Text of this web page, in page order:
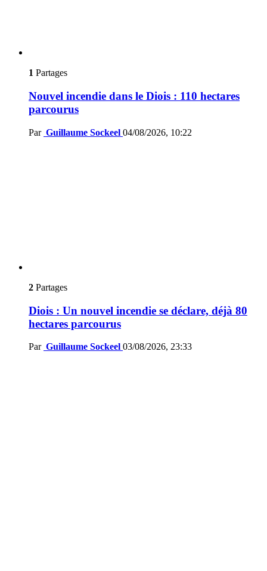
1 Partages
Nouvel incendie dans le Diois : 110 hectares
parcourus
Par Guillaume Sockeel 04/08/2026, 10:22
2 Partages
Diois : Un nouvel incendie se déclare, déjà 80
hectares parcourus
Par Guillaume Sockeel 03/08/2026, 23:33